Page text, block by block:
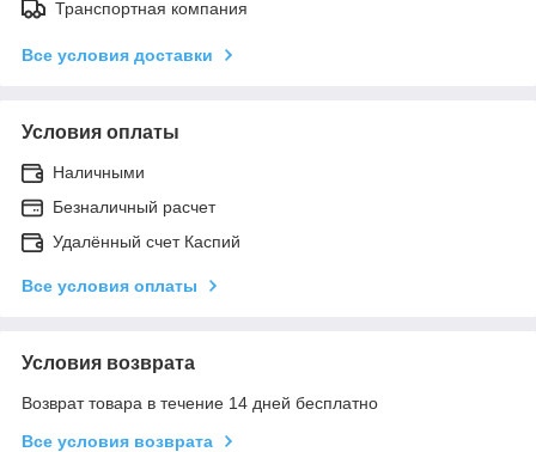
Транспортная компания
Все условия доставки
Условия оплаты
Наличными
Безналичный расчет
Удалённый счет Каспий
Все условия оплаты
Условия возврата
Возврат товара в течение 14 дней бесплатно
Все условия возврата